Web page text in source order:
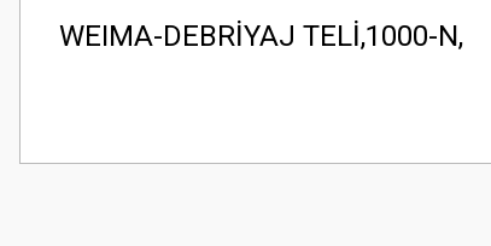
WEIMA-DEBRİYAJ TELİ,1000-N,